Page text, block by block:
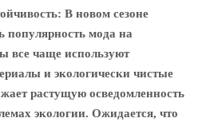
: В новом сезоне
популярность мода на
все чаще используют
и экологически чистые
растущую осведомленность
экологии. Ожидается, что